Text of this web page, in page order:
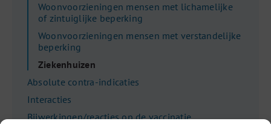
Woonvoorzieningen mensen met lichamelijke
of zintuiglijke beperking
Woonvoorzieningen mensen met verstandelijke
beperking
Ziekenhuizen
Absolute contra-indicaties
Interacties
Bijwerkingen/reacties op de vaccinatie